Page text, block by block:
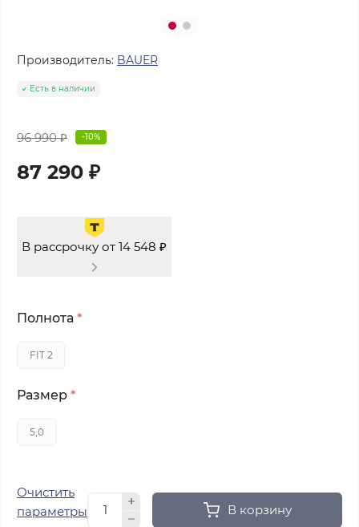
Производитель: BAUER
Есть в наличии
96 990 ₽ -10%
87 290 ₽
В рассрочку от 14 548 ₽
Полнота *
FIT 2
Размер *
5,0
Очистить
параметры
В корзину